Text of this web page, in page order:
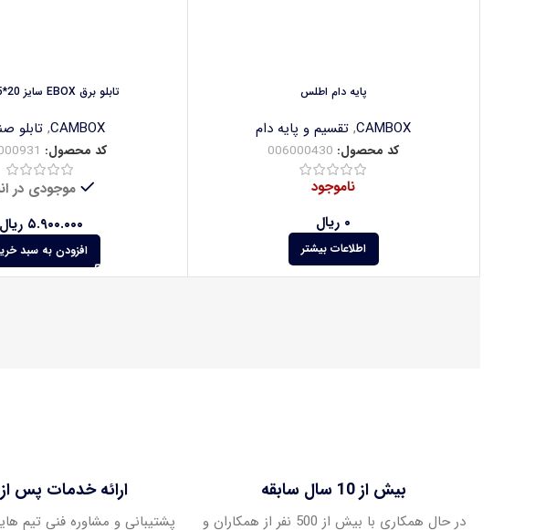
پایه دام اطلس
CAMBOX
, تقسیم و پایه دام
کد محصول: 006000430
ناموجود
۰ ریال
اطلاعات بیشتر
تابلو برق EBOX سایز 20*25 سفید
CAMBOX
, تابلو
کد محصول:
موجودی در
۵.۹۰۰.۰۰۰ ریال
افزودن به سبد
بیش از 10 سال سابقه
در حال همکاری با بیش از 500 نفر از همکاران و
ارائه خدمات پس
پشتیبانی و مشاوره فنی تیم